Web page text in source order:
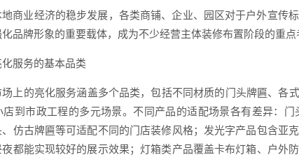
地商业经济的稳步发展，各类商铺、企业、园区对于户外宣传
品牌形象的重要载体，成为不少经营主体装修布置阶段的重点
服务的基本品类
场上的亮化服务涵盖多个品类，包括不同材质的门头牌匾、各
店到市政工程的多元场景。不同产品的适配场景各有差异：
、仿古牌匾等可适配不同的门店装修风格；发光字产品包含亚
都能实现较好的展示效果；灯箱类产品覆盖卡布灯箱、户外